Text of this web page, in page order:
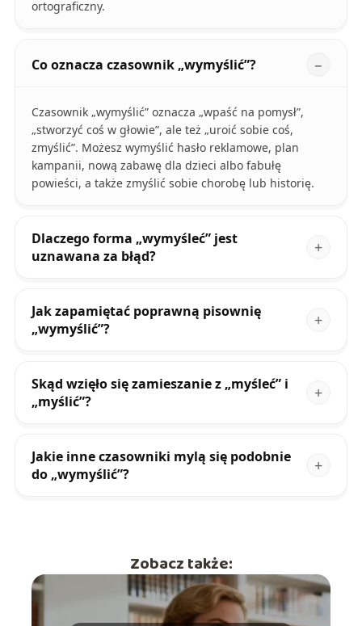
ortograficzny.
Co oznacza czasownik „wymyślić”?
Czasownik „wymyślić” oznacza „wpaść na pomysł”,
„stworzyć coś w głowie”, ale też „uroić sobie coś,
zmyślić”. Możesz wymyślić hasło reklamowe, plan
kampanii, nową zabawę dla dzieci albo fabułę
powieści, a także zmyślić sobie chorobę lub historię.
Dlaczego forma „wymyśleć” jest
uznawana za błąd?
Jak zapamiętać poprawną pisownię
„wymyślić”?
Skąd wzięło się zamieszanie z „myśleć” i
„myślić”?
Jakie inne czasowniki mylą się podobnie
do „wymyślić”?
Zobacz także: